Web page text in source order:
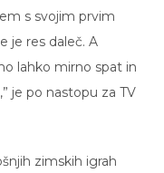
s svojim prvim
je res daleč. A
lahko mirno spat in
je po nastopu za TV
zimskih igrah